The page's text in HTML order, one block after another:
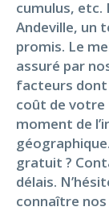
cumulus, etc.
Andeville, un
promis. Le
assuré par
facteurs dont
coût de votre
moment de
gratuit ?
délais.
connaître nos